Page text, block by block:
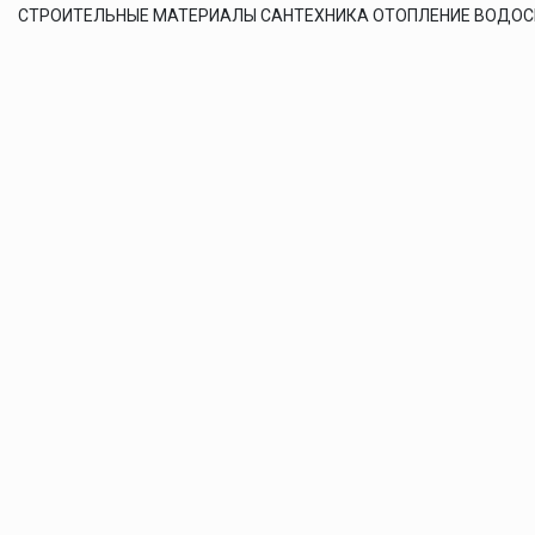
СТРОИТЕЛЬНЫЕ МАТЕРИАЛЫ САНТЕХНИКА ОТОПЛЕНИЕ